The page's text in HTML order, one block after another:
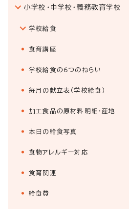
小学校・中学校・義務教育学校
学校給食
食育講座
学校給食の6つのねらい
毎月の献立表（学校給食）
加工食品の原材料明細・産地
本日の給食写真
食物アレルギー対応
食育関連
給食費